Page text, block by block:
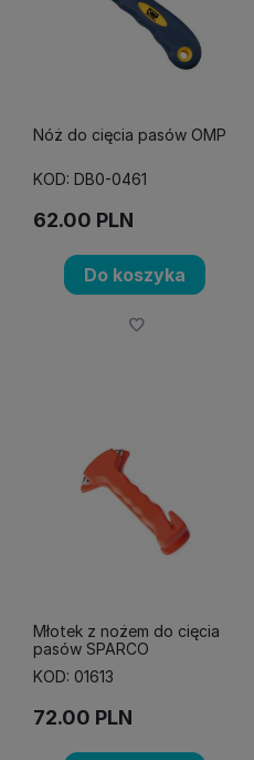
Nóż do cięcia pasów OMP
KOD: DB0-0461
62.00 PLN
Do koszyka
Młotek z nożem do cięcia
pasów SPARCO
KOD: 01613
72.00 PLN